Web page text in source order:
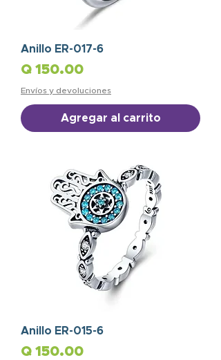
Anillo ER-017-6
Precio
Q 150.00
Envíos y devoluciones
Agregar al carrito
Anillo ER-015-6
Precio
Q 150.00